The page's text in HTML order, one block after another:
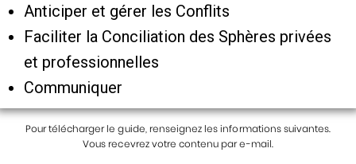
Anticiper et gérer les Conflits
Faciliter la Conciliation des Sphères privées
et professionnelles
Communiquer
Pour télécharger le guide, renseignez les informations suivantes.
Vous recevrez votre contenu par e-mail.